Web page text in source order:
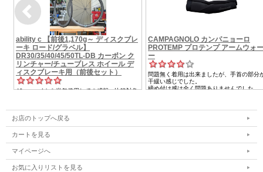
お店のトップへ戻る
カートを見る
マイページへ
お気に入りリストを見る